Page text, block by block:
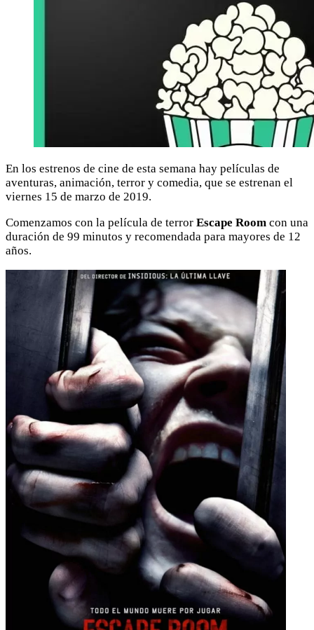
En los estrenos de cine de esta semana hay películas de
aventuras, animación, terror y comedia, que se estrenan el
viernes 15 de marzo de 2019.
Comenzamos con la película de terror Escape Room con una
duración de 99 minutos y recomendada para mayores de 12
años.